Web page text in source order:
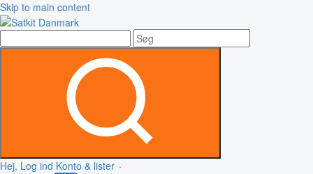
Skip to main content
Hej, Log ind Konto & lister